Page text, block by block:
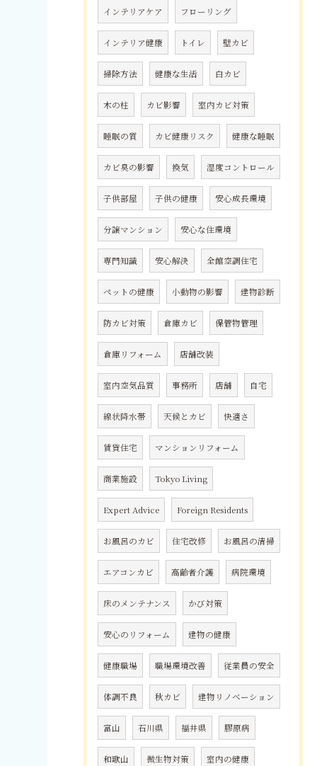
インテリアケア フローリング
インテリア健康 トイレ 壁カビ
掃除方法 健康な生活 白カビ
木の柱 カビ影響 室内カビ対策
睡眠の質 カビ健康リスク 健康な睡眠
カビ臭の影響 換気 湿度コントロール
子供部屋 子供の健康 安心成長環境
分譲マンション 安心な住環境
専門知識 安心解決 全館空調住宅
ペットの健康 小動物の影響 建物診断
防カビ対策 倉庫カビ 保管物管理
倉庫リフォーム 店舗改装
室内空気品質 事務所 店舗 自宅
線状降水帯 天候とカビ 快適さ
賃貸住宅 マンションリフォーム
商業施設 Tokyo Living
Expert Advice Foreign Residents
お風呂のカビ 住宅改修 お風呂の清掃
エアコンカビ 高齢者介護 病院環境
床のメンテナンス かび対策
安心のリフォーム 建物の健康
健康職場 職場環境改善 従業員の安全
体調不良 秋カビ 建物リノベーション
富山 石川県 福井県 膠原病
和歌山 微生物対策 室内の健康